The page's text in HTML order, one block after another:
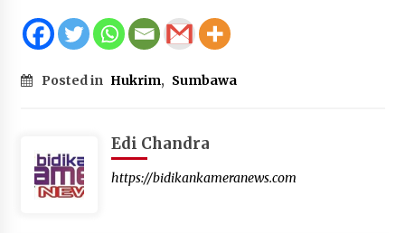
Posted in Hukrim, Sumbawa
Edi Chandra
https://bidikankameranews.com